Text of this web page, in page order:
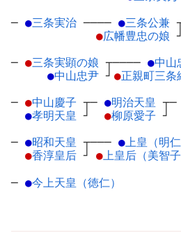
─ ●三条実治 ──── ●三条公兼
●広幡豊忠の娘 ┘
─ ●三条実顕の娘 ┬
●中山忠尹 ┘
──── ●中山
●正親町三条
─ ●中山慶子 ┬
●孝明天皇 ┘
─ ●明治天皇 ┬
●柳原愛子 ┘
─
─ ●昭和天皇 ┬
●香淳皇后 ┘
─── ●上皇（明仁
●上皇后（美智子
─ ●今上天皇（徳仁）